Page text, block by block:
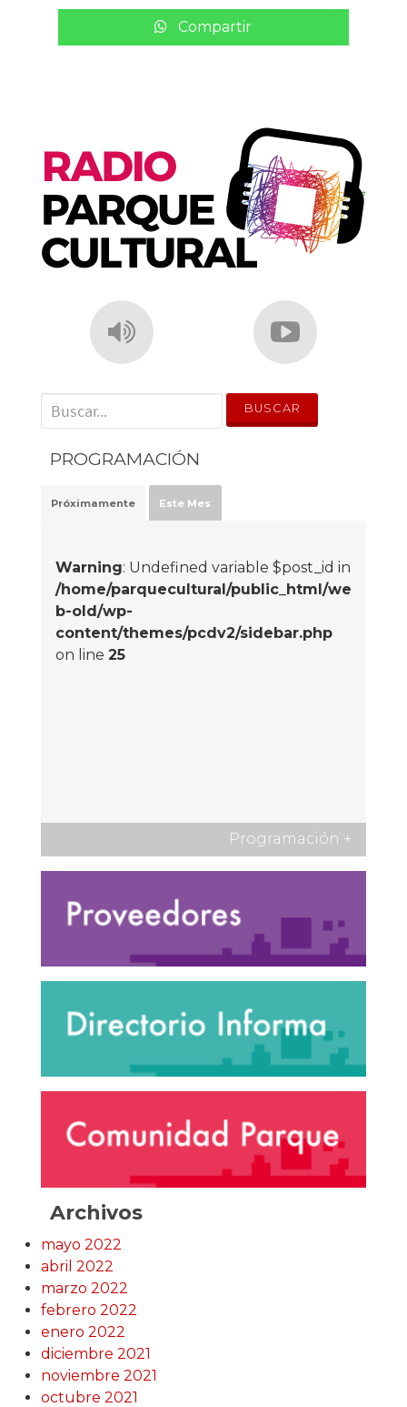
c
e
it
te
a
ts
p
Compartir
' . __('Search for:') . '
PROGRAMACIÓN
Próximamente Este Mes
Warning: Undefined variable $post_id in
/home/parquecultural/public_html/we
b-old/wp-
content/themes/pcdv2/sidebar.php
on line 25
Programación +
Archivos
mayo 2022
abril 2022
marzo 2022
febrero 2022
enero 2022
diciembre 2021
noviembre 2021
octubre 2021